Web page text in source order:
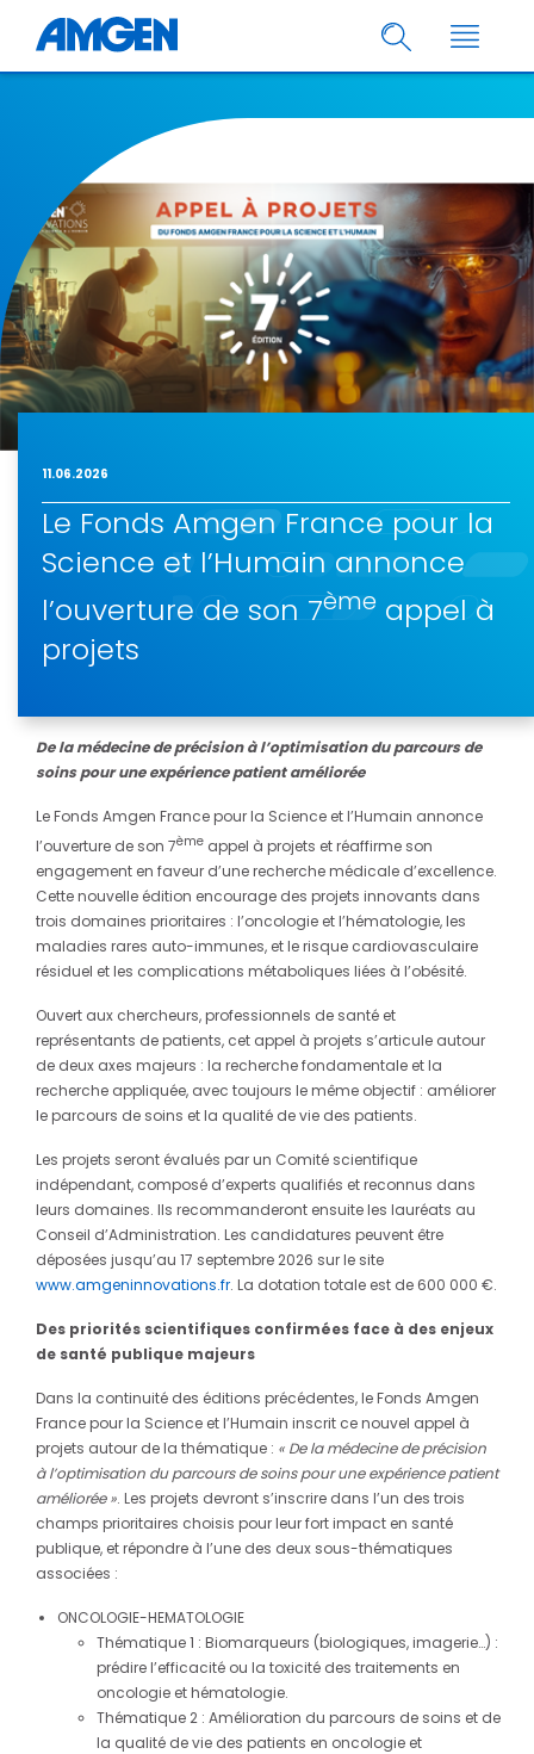
11.06.2026
Le Fonds Amgen France pour la
Science et l’Humain annonce
l’ouverture de son 7ème appel à
projets
De la médecine de précision à l’optimisation du parcours de
soins pour une expérience patient améliorée
Le Fonds Amgen France pour la Science et l’Humain annonce
l’ouverture de son 7ème appel à projets et réaffirme son
engagement en faveur d’une recherche médicale d’excellence.
Cette nouvelle édition encourage des projets innovants dans
trois domaines prioritaires : l’oncologie et l’hématologie, les
maladies rares auto-immunes, et le risque cardiovasculaire
résiduel et les complications métaboliques liées à l’obésité.
Ouvert aux chercheurs, professionnels de santé et
représentants de patients, cet appel à projets s’articule autour
de deux axes majeurs : la recherche fondamentale et la
recherche appliquée, avec toujours le même objectif : améliorer
le parcours de soins et la qualité de vie des patients.
Les projets seront évalués par un Comité scientifique
indépendant, composé d’experts qualifiés et reconnus dans
leurs domaines. Ils recommanderont ensuite les lauréats au
Conseil d’Administration. Les candidatures peuvent être
déposées jusqu’au 17 septembre 2026 sur le site
www.amgeninnovations.fr. La dotation totale est de 600 000 €.
Des priorités scientifiques confirmées face à des enjeux
de santé publique majeurs
Dans la continuité des éditions précédentes, le Fonds Amgen
France pour la Science et l’Humain inscrit ce nouvel appel à
projets autour de la thématique : « De la médecine de précision
à l’optimisation du parcours de soins pour une expérience patient
améliorée ». Les projets devront s’inscrire dans l’un des trois
champs prioritaires choisis pour leur fort impact en santé
publique, et répondre à l’une des deux sous-thématiques
associées :
ONCOLOGIE-HEMATOLOGIE
Thématique 1 : Biomarqueurs (biologiques, imagerie…) :
prédire l’efficacité ou la toxicité des traitements en
oncologie et hématologie.
Thématique 2 : Amélioration du parcours de soins et de
la qualité de vie des patients en oncologie et